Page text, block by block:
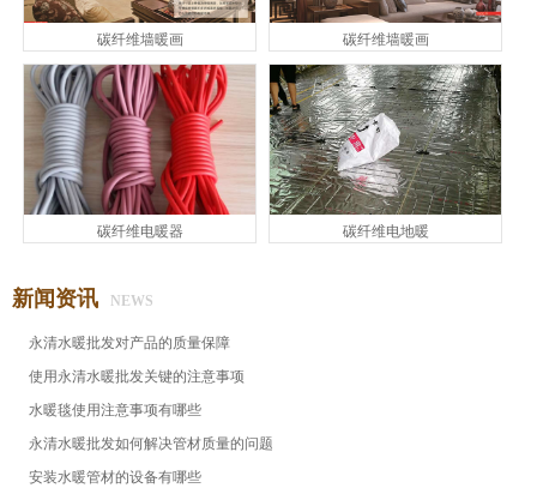
碳纤维墙暖画 碳纤维墙暖画
碳纤维电暖器 碳纤维电地暖
新闻资讯 NEWS
永清水暖批发对产品的质量保障
使用永清水暖批发关键的注意事项
水暖毯使用注意事项有哪些
永清水暖批发​如何解决管材质量的问题
安装水暖管材的设备有哪些